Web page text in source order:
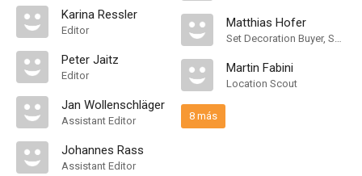
Karina Ressler
Editor
Peter Jaitz
Editor
Jan Wollenschläger
Assistant Editor
Johannes Rass
Assistant Editor
Matthias Hofer
Set Decoration Buyer, Set Dresser
Martin Fabini
Location Scout
8 más